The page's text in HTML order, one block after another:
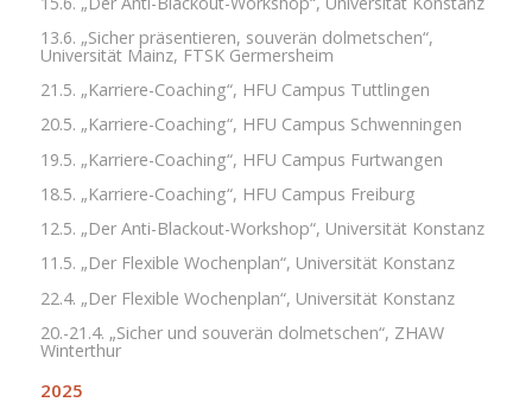
13.6. „Sicher präsentieren, souverän dolmetschen“,
Universität Mainz, FTSK Germersheim
21.5. „Karriere-Coaching“, HFU Campus Tuttlingen
20.5. „Karriere-Coaching“, HFU Campus Schwenningen
19.5. „Karriere-Coaching“, HFU Campus Furtwangen
18.5. „Karriere-Coaching“, HFU Campus Freiburg
12.5. „Der Anti-Blackout-Workshop“, Universität Konstanz
11.5. „Der Flexible Wochenplan“, Universität Konstanz
22.4. „Der Flexible Wochenplan“, Universität Konstanz
20.-21.4. „Sicher und souverän dolmetschen“, ZHAW
Winterthur
2025